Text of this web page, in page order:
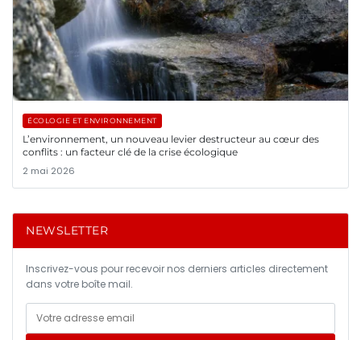
ÉCOLOGIE ET ENVIRONNEMENT
L’environnement, un nouveau levier destructeur au cœur des
conflits : un facteur clé de la crise écologique
2 mai 2026
NEWSLETTER
Inscrivez-vous pour recevoir nos derniers articles directement
dans votre boîte mail.